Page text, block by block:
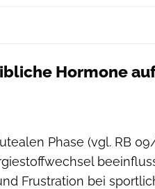
Hormone
Phase (vgl. RB
Frustration bei